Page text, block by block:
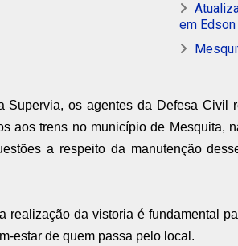
em
Supervia, os agentes da Defesa Civil
aos trens no município de Mesquita,
a respeito da manutenção
realização da vistoria é fundamental
estar de quem passa pelo local.